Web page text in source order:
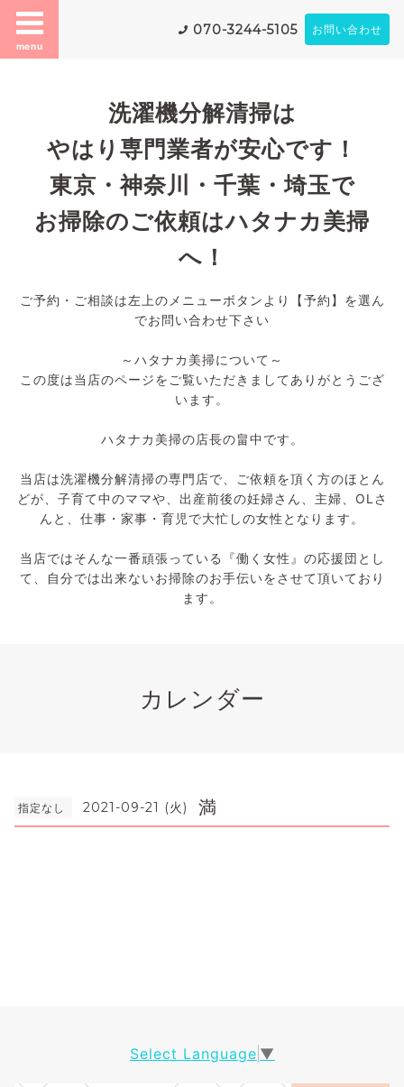
menu
070-3244-5105 お問い合わせ
洗濯機分解清掃は
やはり専門業者が安心です！
東京・神奈川・千葉・埼玉で
お掃除のご依頼はハタナカ美掃
へ！
ご予約・ご相談は左上のメニューボタンより【予約】を選ん
でお問い合わせ下さい
～ハタナカ美掃について～
この度は当店のページをご覧いただきましてありがとうござ
います。
ハタナカ美掃の店長の畠中です。
当店は洗濯機分解清掃の専門店で、ご依頼を頂く方のほとん
どが、子育て中のママや、出産前後の妊婦さん、主婦、OLさ
んと、仕事・家事・育児で大忙しの女性となります。
当店ではそんな一番頑張っている『働く女性』の応援団とし
て、自分では出来ないお掃除のお手伝いをさせて頂いており
ます。
カレンダー
指定なし 2021-09-21 (火) 満
Select Language ▼